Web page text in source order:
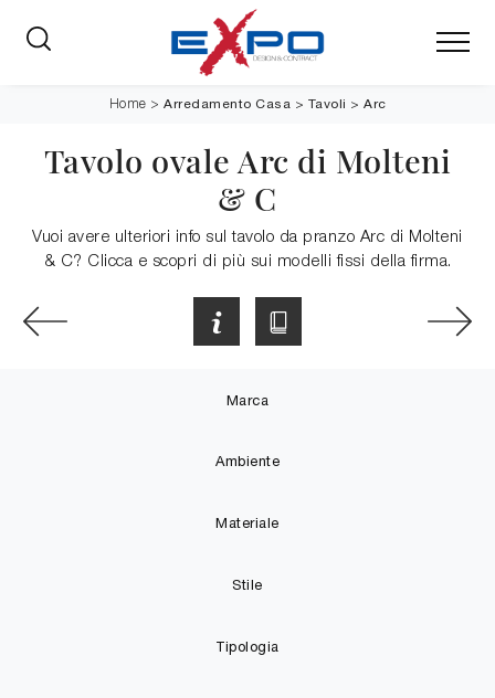
Home > Arredamento Casa > Tavoli > Arc
Tavolo ovale Arc di Molteni
& C
Vuoi avere ulteriori info sul tavolo da pranzo Arc di Molteni
& C? Clicca e scopri di più sui modelli fissi della firma.
Marca
Ambiente
Materiale
Stile
Tipologia